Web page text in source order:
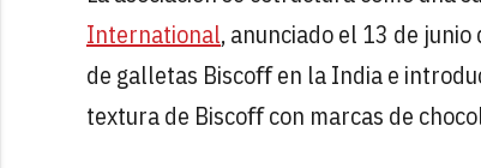
International, anunciado el 13 de
de galletas Biscoﬀ en la India e
textura de Biscoﬀ con marcas de